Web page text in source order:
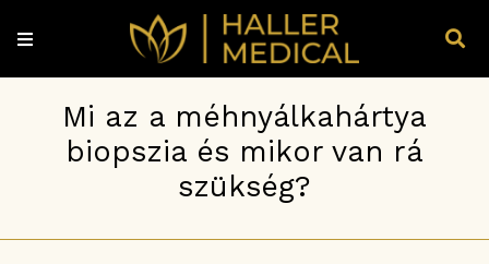
Mi az a méhnyálkahártya
biopszia és mikor van rá
szükség?